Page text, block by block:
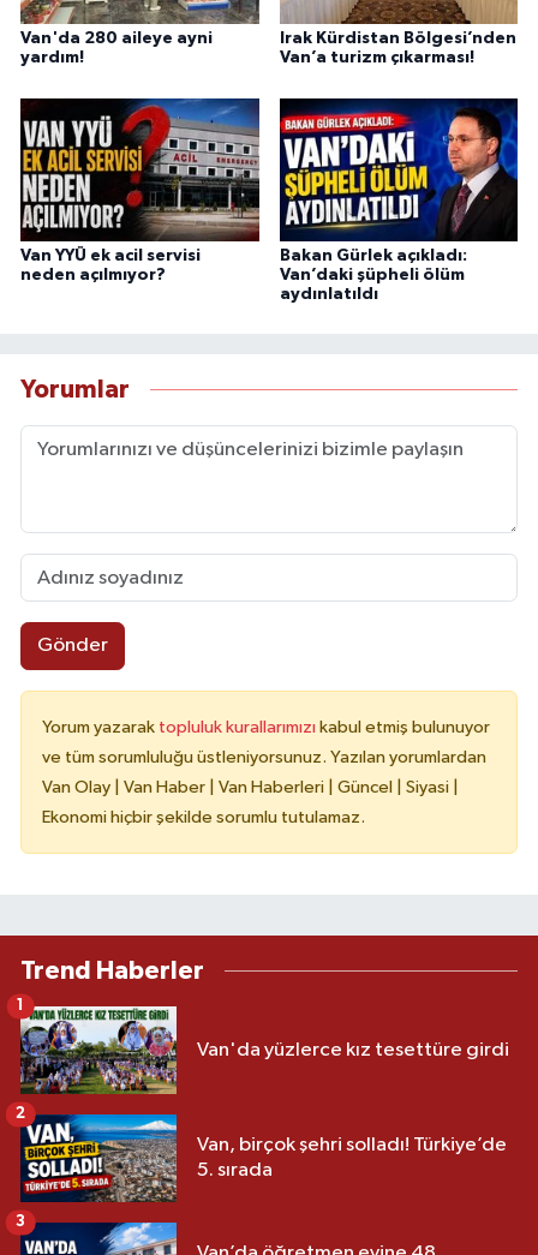
Van'da 280 aileye ayni
yardım!
Irak Kürdistan Bölgesi’nden
Van’a turizm çıkarması!
Van YYÜ ek acil servisi
neden açılmıyor?
Bakan Gürlek açıkladı:
Van’daki şüpheli ölüm
aydınlatıldı
Yorumlar
Gönder
Yorum yazarak topluluk kurallarımızı kabul etmiş bulunuyor
ve tüm sorumluluğu üstleniyorsunuz. Yazılan yorumlardan
Van Olay | Van Haber | Van Haberleri | Güncel | Siyasi |
Ekonomi hiçbir şekilde sorumlu tutulamaz.
Trend Haberler
Van'da yüzlerce kız tesettüre girdi
1
Van, birçok şehri solladı! Türkiye’de
5. sırada
2
3